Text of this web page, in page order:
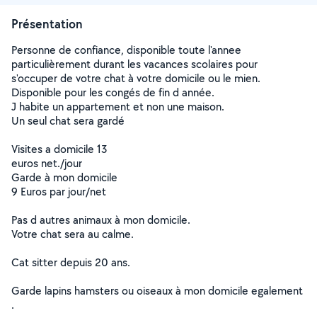
Présentation
Personne de confiance, disponible toute l'annee
particulièrement durant les vacances scolaires pour
s'occuper de votre chat à votre domicile ou le mien.
Disponible pour les congés de fin d année.
J habite un appartement et non une maison.
Un seul chat sera gardé
Visites a domicile 13
euros net./jour
Garde à mon domicile
9 Euros par jour/net
Pas d autres animaux à mon domicile.
Votre chat sera au calme.
Cat sitter depuis 20 ans.
Garde lapins hamsters ou oiseaux à mon domicile egalement
.